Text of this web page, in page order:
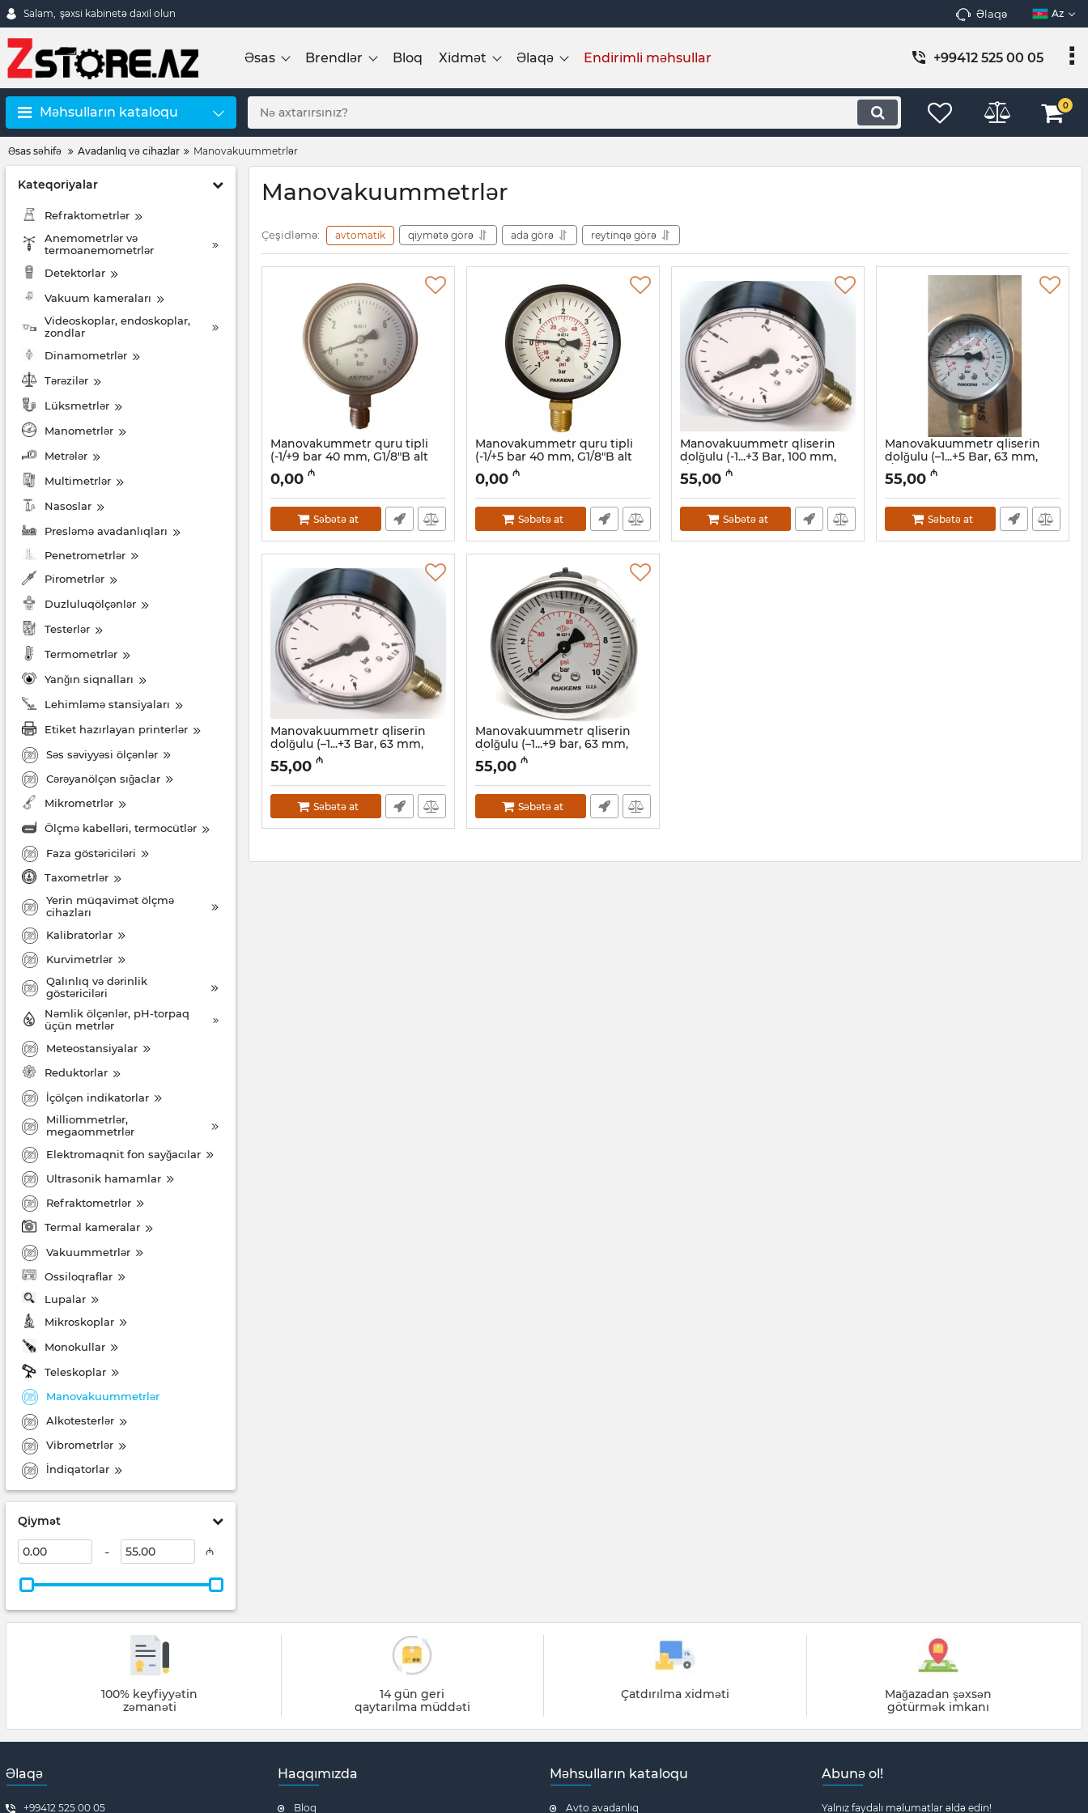
Salam, şəxsi kabinetə daxil olun Əlaqə Az
Əsas Brendlər Bloq Xidmət Əlaqə Endirimli məhsullar +99412 525 00 05
Məhsulların kataloqu 0
Əsas səhifə Avadanlıq və cihazlar Manovakuummetrlər
Kateqoriyalar
Refraktometrlər
Anemometrlər və
termoanemometrlər
Detektorlar
Vakuum kameraları
Videoskoplar, endoskoplar,
zondlar
Dinamometrlər
Tərəzilər
Lüksmetrlər
Manometrlər
Metrələr
Multimetrlər
Nasoslar
Presləmə avadanlıqları
Penetrometrlər
Pirometrlər
Duzluluqölçənlər
Testerlər
Termometrlər
Yanğın siqnalları
Lehimləmə stansiyaları
Etiket hazırlayan printerlər
Səs səviyyəsi ölçənlər
Cərəyanölçən sığaclar
Mikrometrlər
Ölçmə kabelləri, termocütlər
Faza göstəriciləri
Taxometrlər
Yerin müqavimət ölçmə
cihazları
Kalibratorlar
Kurvimetrlər
Qalınlıq və dərinlik
göstəriciləri
Nəmlik ölçənlər, рН-torpaq
üçün metrlər
Meteostansiyalar
Reduktorlar
İçölçən indikatorlar
Milliommetrlər,
megaommetrlər
Elektromaqnit fon sayğacılar
Ultrasonik hamamlar
Refraktometrlər
Termal kameralar
Vakuummetrlər
Ossiloqraflar
Lupalar
Mikroskoplar
Monokullar
Teleskoplar
Manovakuummetrlər
Alkotesterlər
Vibrometrlər
İndiqatorlar
Qiymət
- ₼
Manovakuummetrlər
Çeşidləmə: avtomatik qiymətə görə ada görə reytinqə görə
Manovakummetr quru tipli
(-1/+9 bar 40 mm, G1/8"B alt
bağlantı) Pakkens 0402000107
Artikul:
0,00 ₼
Səbətə at
Manovakummetr quru tipli
(-1/+5 bar 40 mm, G1/8"B alt
bağlantı) Pakkens
0402000106
Artikul: 006001131
0,00 ₼
Səbətə at
Manovakuummetr qliserin
dolğulu (-1...+3 Bar, 100 mm,
Artikul: 12018524
55,00 ₼
Səbətə at
Manovakuummetr qliserin
dolğulu (–1...+5 Bar, 63 mm,
Artikul: 12018522
55,00 ₼
Səbətə at
Manovakuummetr qliserin
dolğulu (–1...+3 Bar, 63 mm,
Artikul: 12018521
55,00 ₼
Səbətə at
Manovakuummetr qliserin
dolğulu (–1...+9 bar, 63 mm,
Artikul: 12018520
55,00 ₼
Səbətə at
100% keyfiyyətin
zəmanəti
14 gün geri
qaytarılma müddəti
Çatdırılma xidməti
Mağazadan şəxsən
götürmək imkanı
Əlaqə
+99412 525 00 05
Haqqımızda
Bloq
Məhsulların kataloqu
Avto avadanlıq
Abunə ol!
Yalnız faydalı məlumatlar əldə edin!